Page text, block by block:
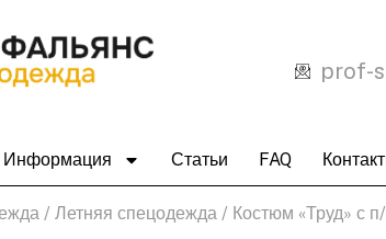
prof-
Информация Статьи FAQ
/ Летняя спецодежда / Костюм «Труд» с